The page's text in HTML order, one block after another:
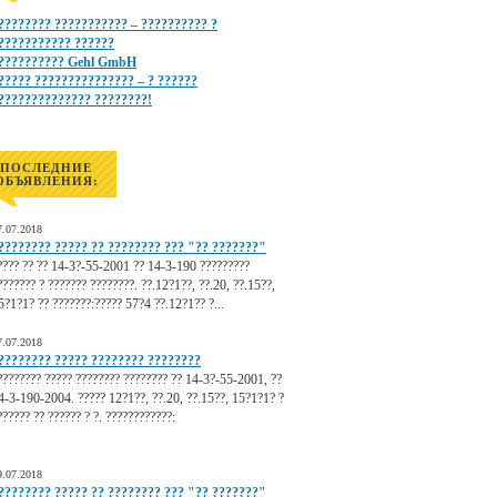
??????????? – ?????????? ?
??????
Gehl GmbH
??????????????? – ? ??????
????????!
ПОСЛЕДНИЕ
????? ?? ???????? ??? "?? ???????"
?? ?? 14-3?-55-2001 ?? 14-3-190 ?????????
? ??????? ????????. ??.12?1??, ??.20, ??.15??,
?? ???????:????? 57?4 ??.12?1?? ?...
????? ???????? ????????
????? ???????? ???????? ?? 14-3?-55-2001, ??
3-190-2004. ????? 12?1??, ??.20, ??.15??, 15?1?1? ?
?? ?????? ? ?. ????????????:
????? ?? ???????? ??? "?? ???????"